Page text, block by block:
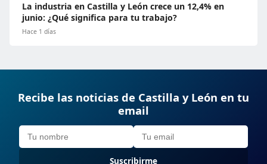
La industria en Castilla y León crece un 12,4% en
junio: ¿Qué significa para tu trabajo?
Hace 1 días
Recibe las noticias de Castilla y León en tu
email
Suscribirme